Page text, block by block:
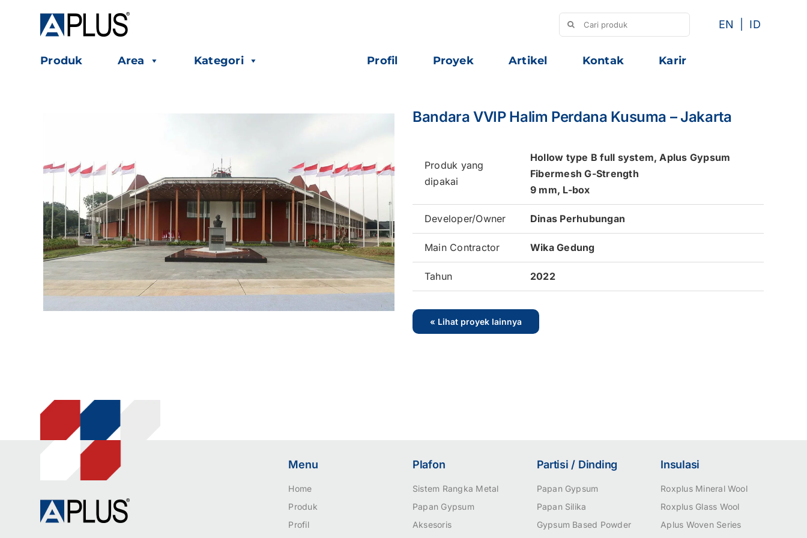
Search
for:
EN ID
Produk Area Kategori Profil Proyek Artikel Kontak Karir
Bandara VVIP Halim Perdana Kusuma – Jakarta
Produk yang
dipakai
Hollow type B full system,Aplus Gypsum
Fibermesh G-Strength
9 mm, L-box
Developer/Owner Dinas Perhubungan
Main Contractor Wika Gedung
Tahun 2022
« Lihat proyek lainnya
Menu
Home
Produk
Profil
Plafon
Sistem Rangka Metal
Papan Gypsum
Aksesoris
Partisi / Dinding
Papan Gypsum
Papan Silika
Gypsum Based Powder
Insulasi
Roxplus Mineral Wool
Roxplus Glass Wool
Aplus Woven Series